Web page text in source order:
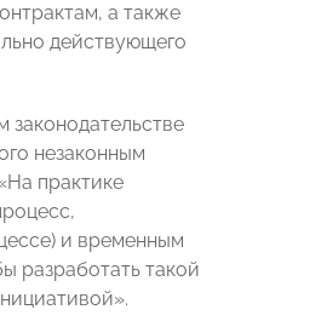
а также
действующего
незаконным
практике
и временным
разработать такой